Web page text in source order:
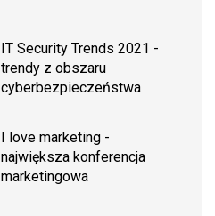
IT Security Trends 2021 -
trendy z obszaru
cyberbezpieczeństwa
I love marketing -
największa konferencja
marketingowa